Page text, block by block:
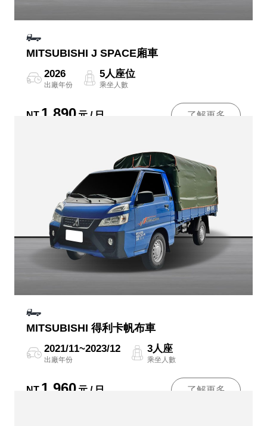
MITSUBISHI J SPACE廂車
2026
出廠年份
5人座位
乘坐人數
NT 1,890 元 / 日 了解更多
MITSUBISHI 得利卡帆布車
2021/11~2023/12
出廠年份
3人座
乘坐人數
NT 1,960 元 / 日 了解更多